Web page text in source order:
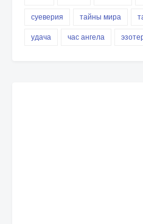
суеверия
тайны мира
удача
час ангела